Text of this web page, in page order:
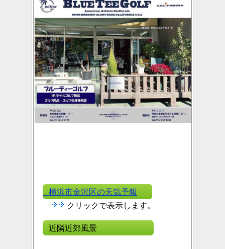
横浜市金沢区の天気予報
クリックで表示します。
近隣近郊風景